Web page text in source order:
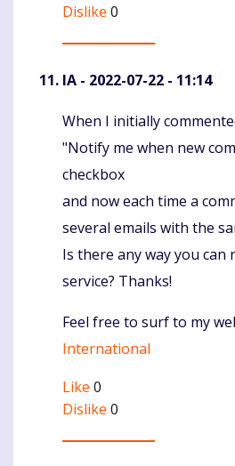
Dislike 0
IA - 2022-07-22 - 11:14
Komentaras
When I initially
"Notify me when new
checkbox
and now each time a
several emails with the
Is there any way you
service? Thanks!
Feel free to surf to my
International
Like 0
Dislike 0